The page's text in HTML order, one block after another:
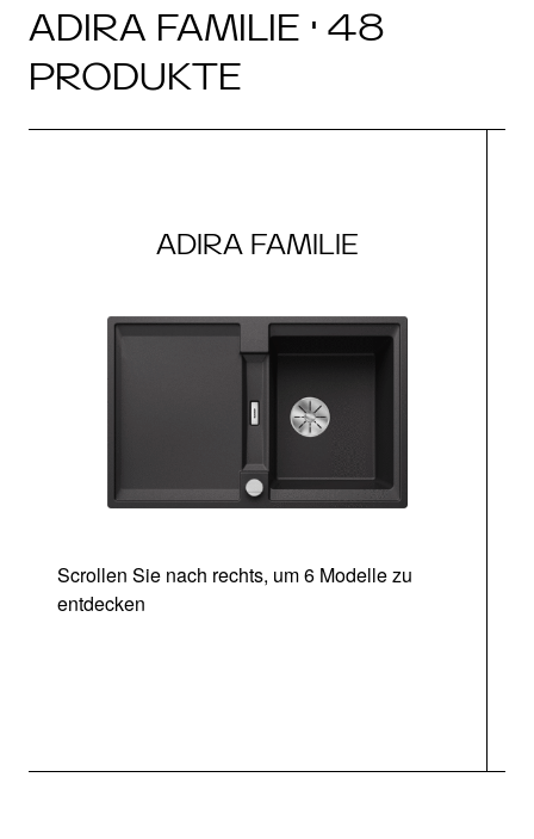
ADIRA FAMILIE · 48
PRODUKTE
ADIRA FAMILIE
Scrollen Sie nach rechts, um 6 Modelle zu
entdecken